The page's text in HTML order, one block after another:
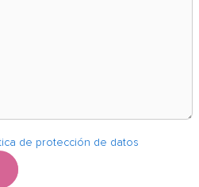
de protección de datos